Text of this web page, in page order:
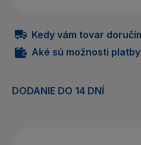
Kedy vám tovar
Aké sú možnosti
DODANIE DO 14 DNÍ